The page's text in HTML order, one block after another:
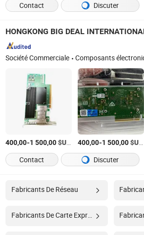
Contact
Discuter
HONGKONG BIG DEAL
Société Commerciale Composants électroniques
400,00-1 500,00$US /Pièce
400,00-1 500,00$US
Contact
Discuter
Fabricants De Réseau
Fabricants De Carte Express